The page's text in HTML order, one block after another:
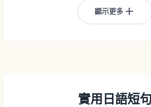
顯示更多 add
實用日語短句